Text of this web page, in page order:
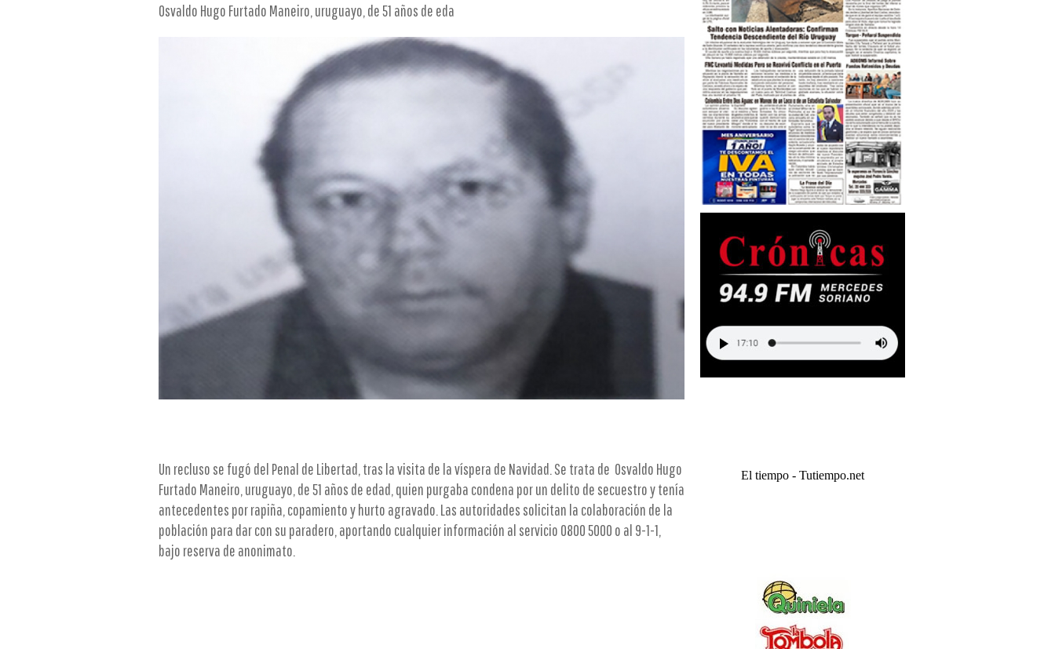
Osvaldo Hugo Furtado Maneiro, uruguayo, de 51 años de eda
Un recluso se fugó del Penal de Libertad, tras la visita de la víspera de Navidad. Se trata de Osvaldo Hugo
Furtado Maneiro, uruguayo, de 51 años de edad, quien purgaba condena por un delito de secuestro y tenía
antecedentes por rapiña, copamiento y hurto agravado. Las autoridades solicitan la colaboración de la
población para dar con su paradero, aportando cualquier información al servicio 0800 5000 o al 9-1-1,
bajo reserva de anonimato.
El tiempo - Tutiempo.net